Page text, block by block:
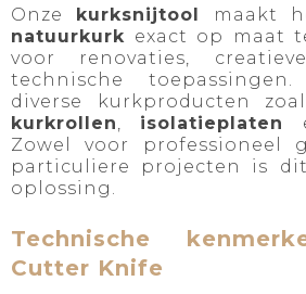
Onze kurksnijtool
maakt
natuurkurk exact op maat
voor renovaties,
technische
diverse kurkproducten
kurkrollen, isolatieplaten
Zowel voor professioneel
particuliere projecten is
oplossing.
Technische
Cutter Knife